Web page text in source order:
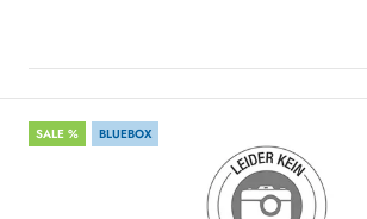
SALE % BLUEBOX